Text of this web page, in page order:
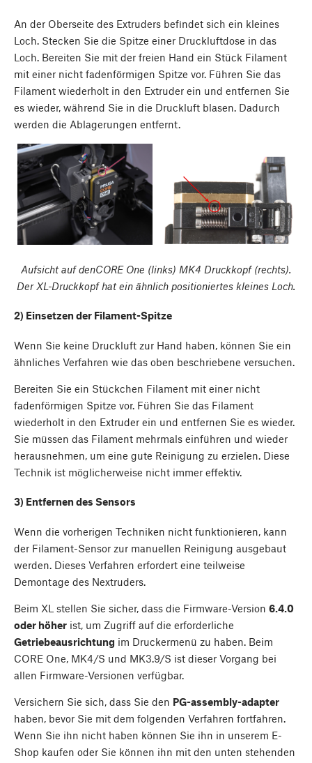
An der Oberseite des Extruders befindet sich ein kleines
Loch. Stecken Sie die Spitze einer Druckluftdose in das
Loch. Bereiten Sie mit der freien Hand ein Stück Filament
mit einer nicht fadenförmigen Spitze vor. Führen Sie das
Filament wiederholt in den Extruder ein und entfernen Sie
es wieder, während Sie in die Druckluft blasen. Dadurch
werden die Ablagerungen entfernt.
Aufsicht auf denCORE One (links) MK4 Druckkopf (rechts).
Der XL-Druckkopf hat ein ähnlich positioniertes kleines Loch.
2) Einsetzen der Filament-Spitze
Wenn Sie keine Druckluft zur Hand haben, können Sie ein
ähnliches Verfahren wie das oben beschriebene versuchen.
Bereiten Sie ein Stückchen Filament mit einer nicht
fadenförmigen Spitze vor. Führen Sie das Filament
wiederholt in den Extruder ein und entfernen Sie es wieder.
Sie müssen das Filament mehrmals einführen und wieder
herausnehmen, um eine gute Reinigung zu erzielen. Diese
Technik ist möglicherweise nicht immer effektiv.
3) Entfernen des Sensors
Wenn die vorherigen Techniken nicht funktionieren, kann
der Filament-Sensor zur manuellen Reinigung ausgebaut
werden. Dieses Verfahren erfordert eine teilweise
Demontage des Nextruders.
Beim XL stellen Sie sicher, dass die Firmware-Version 6.4.0
oder höher ist, um Zugriff auf die erforderliche
Getriebeausrichtung im Druckermenü zu haben. Beim
CORE One, MK4/S und MK3.9/S ist dieser Vorgang bei
allen Firmware-Versionen verfügbar.
Versichern Sie sich, dass Sie den PG-assembly-adapter
haben, bevor Sie mit dem folgenden Verfahren fortfahren.
Wenn Sie ihn nicht haben können Sie ihn in unserem E-
Shop kaufen oder Sie können ihn mit den unten stehenden